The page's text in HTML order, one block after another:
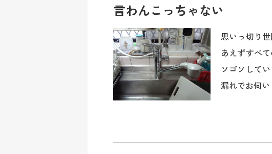
言わんこっちゃない
思いっ切り
あえずすべ
ソゴソして
漏れでお伺